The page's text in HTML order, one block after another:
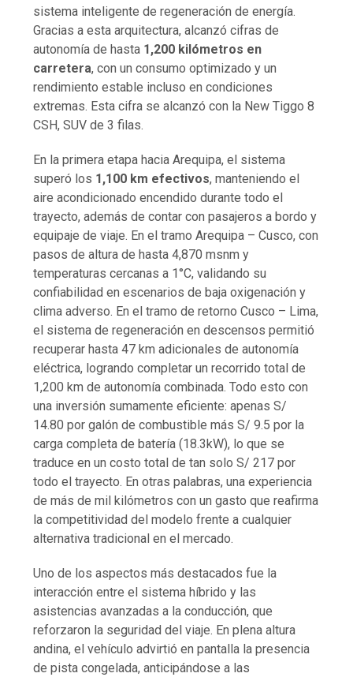
sistema inteligente de regeneración de energía.
Gracias a esta arquitectura, alcanzó cifras de
autonomía de hasta 1,200 kilómetros en
carretera, con un consumo optimizado y un
rendimiento estable incluso en condiciones
extremas. Esta cifra se alcanzó con la New Tiggo 8
CSH, SUV de 3 filas.
En la primera etapa hacia Arequipa, el sistema
superó los 1,100 km efectivos, manteniendo el
aire acondicionado encendido durante todo el
trayecto, además de contar con pasajeros a bordo y
equipaje de viaje. En el tramo Arequipa – Cusco, con
pasos de altura de hasta 4,870 msnm y
temperaturas cercanas a 1°C, validando su
confiabilidad en escenarios de baja oxigenación y
clima adverso. En el tramo de retorno Cusco – Lima,
el sistema de regeneración en descensos permitió
recuperar hasta 47 km adicionales de autonomía
eléctrica, logrando completar un recorrido total de
1,200 km de autonomía combinada. Todo esto con
una inversión sumamente eficiente: apenas S/
14.80 por galón de combustible más S/ 9.5 por la
carga completa de batería (18.3kW), lo que se
traduce en un costo total de tan solo S/ 217 por
todo el trayecto. En otras palabras, una experiencia
de más de mil kilómetros con un gasto que reafirma
la competitividad del modelo frente a cualquier
alternativa tradicional en el mercado.
Uno de los aspectos más destacados fue la
interacción entre el sistema híbrido y las
asistencias avanzadas a la conducción, que
reforzaron la seguridad del viaje. En plena altura
andina, el vehículo advirtió en pantalla la presencia
de pista congelada, anticipándose a las